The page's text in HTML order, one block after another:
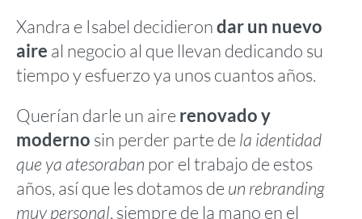
Xandra e Isabel decidierondar un nuevo
aire al negocio al que llevan dedicando su
tiempo y esfuerzo ya unos cuantos años.
Querían darle un airerenovado y
moderno sin perder parte dela identidad
que ya atesoraban por el trabajo de estos
años, así que les dotamos deun rebranding
muy personal, siempre de la mano en el